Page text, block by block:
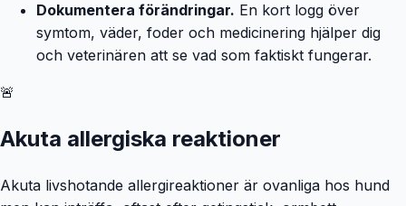
Dokumentera förändringar. En kort logg över
symtom, väder, foder och medicinering hjälper dig
och veterinären att se vad som faktiskt fungerar.
🚨
Akuta allergiska reaktioner
Akuta livshotande allergireaktioner är ovanliga hos hund